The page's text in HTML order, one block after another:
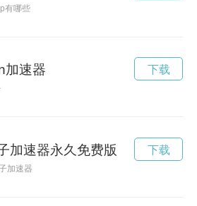
有哪些
加速器 下载
加速器永久免费版
加速器
下载